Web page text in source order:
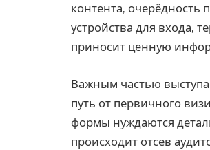
контента, очерёдность
устройства для входа,
приносит ценную
Важным частью
путь от первичного
формы нуждаются
происходит отсев